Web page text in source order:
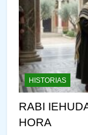
HISTORIAS
RABI
HORA